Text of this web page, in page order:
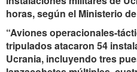
horas, según el Ministerio
“Aviones operacionales-
tripulados atacaron 54
Ucrania, incluyendo tres